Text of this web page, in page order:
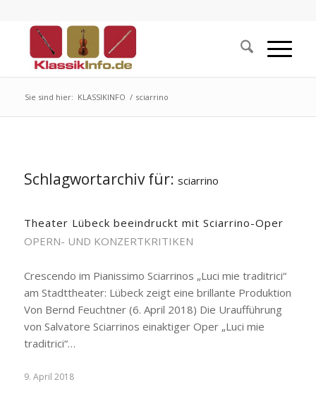
Sie sind hier: KLASSIKINFO / sciarrino
Schlagwortarchiv für: sciarrino
Theater Lübeck beeindruckt mit Sciarrino-Oper
OPERN- UND KONZERTKRITIKEN
Crescendo im Pianissimo Sciarrinos „Luci mie traditrici“
am Stadttheater: Lübeck zeigt eine brillante Produktion
Von Bernd Feuchtner (6. April 2018) Die Uraufführung
von Salvatore Sciarrinos einaktiger Oper „Luci mie
traditrici“…
9. April 2018